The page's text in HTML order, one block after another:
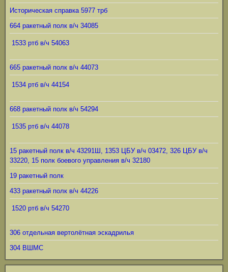
Историческая справка 5977 трб
664 ракетный полк в/ч 34085
1533 ртб в/ч 54063
665 ракетный полк в/ч 44073
1534 ртб в/ч 44154
668 ракетный полк в/ч 54294
1535 ртб в/ч 44078
15 ракетный полк в/ч 43291Ш, 1353 ЦБУ в/ч 03472, 326 ЦБУ в/ч
33220, 15 полк боевого управления в/ч 32180
19 ракетный полк
433 ракетный полк в/ч 44226
1520 ртб в/ч 54270
306 отдельная вертолётная эскадрилья
304 ВШМС